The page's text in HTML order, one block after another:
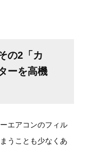
の2「カ
ーを高機
エアコンのフィル
うことも少なくあ